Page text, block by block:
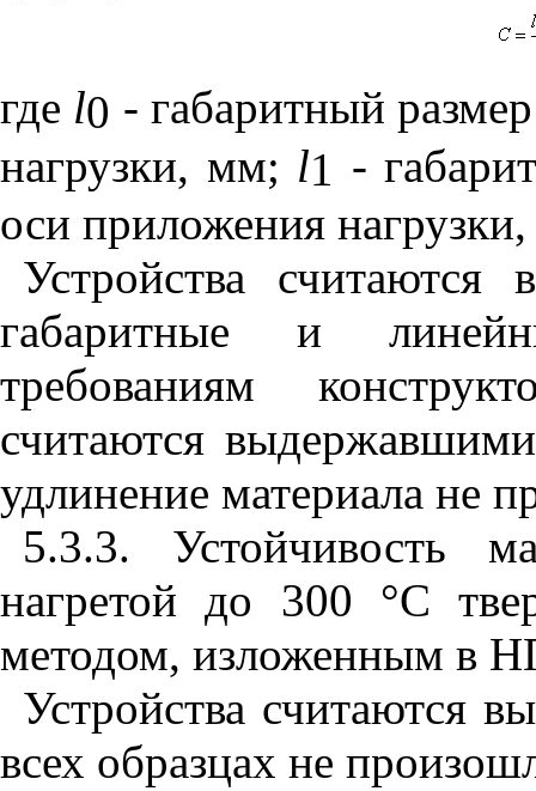
где l0 - габаритный
нагрузки, мм; l1 -
оси приложения
Устройства
габаритные и
требованиям
считаются
удлинение материала не
5.3.3. Устойчивость
нагретой до 300 °С
методом, изложенным в
Устройства считаются
всех образцах не